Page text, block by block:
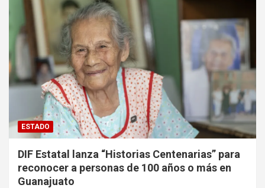
ESTADO
DIF Estatal lanza “Historias Centenarias” para
reconocer a personas de 100 años o más en
Guanajuato